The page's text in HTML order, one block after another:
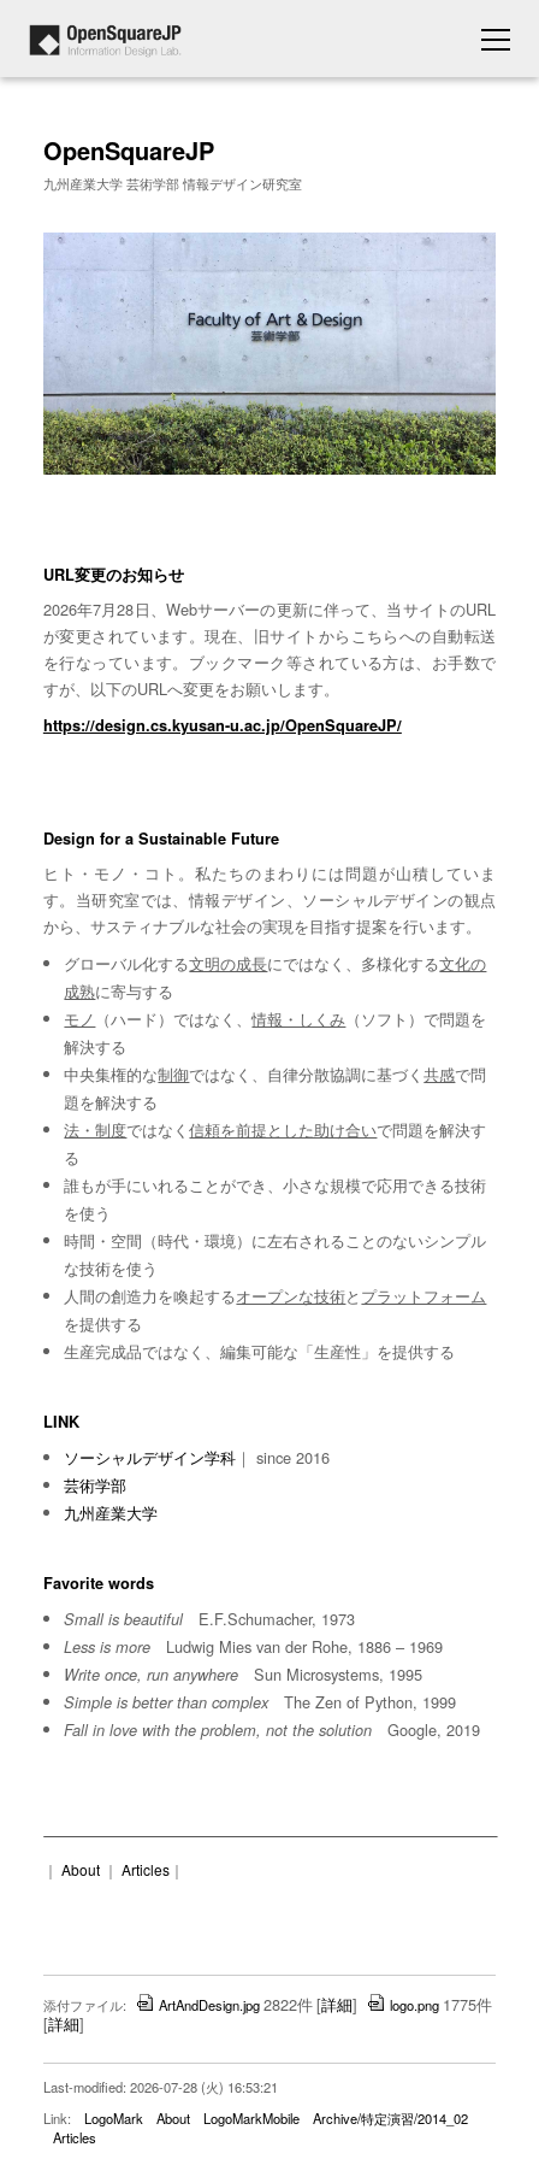
OpenSquareJP
九州産業大学 芸術学部 情報デザイン研究室
URL変更のお知らせ
2026年7月28日、Webサーバーの更新に伴って、当サイトのURL
が変更されています。現在、旧サイトからこちらへの自動転送
を行なっています。ブックマーク等されている方は、お手数で
すが、以下のURLへ変更をお願いします。
https://design.cs.kyusan-u.ac.jp/OpenSquareJP/
Design for a Sustainable Future
ヒト・モノ・コト。私たちのまわりには問題が山積していま
す。当研究室では、情報デザイン、ソーシャルデザインの観点
から、サスティナブルな社会の実現を目指す提案を行います。
グローバル化する文明の成長にではなく、多様化する文化の
成熟に寄与する
モノ （ハード）ではなく、情報・しくみ （ソフト）で問題を
解決する
中央集権的な制御ではなく、自律分散協調に基づく共感で問
題を解決する
法・制度ではなく信頼を前提とした助け合いで問題を解決す
る
誰もが手にいれることができ、小さな規模で応用できる技術
を使う
時間・空間（時代・環境）に左右されることのないシンプル
な技術を使う
人間の創造力を喚起するオープンな技術と プラットフォーム
を提供する
生産完成品ではなく、編集可能な「生産性」を提供する
LINK
ソーシャルデザイン学科 ｜ since 2016
芸術学部
九州産業大学
Favorite words
Small is beautifulE.F.Schumacher, 1973
Less is more Ludwig Mies van der Rohe, 1886 – 1969
Write once, run anywhere Sun Microsystems, 1995
Simple is better than complexThe Zen of Python, 1999
Fall in love with the problem, not the solution Google, 2019
｜ About｜ Articles｜
添付ファイル: ArtAndDesign.jpg2822件[詳細] logo.png 1775件
[詳細]
Last-modified: 2026-07-28 (火) 16:53:21
Link:
LogoMark About LogoMarkMobile
Archive/特定演習/2014_02
Articles